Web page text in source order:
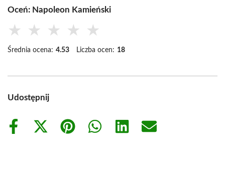
Oceń: Napoleon Kamieński
★ ★ ★ ★ ★
Średnia ocena: 4.53 Liczba ocen: 18
Udostępnij
Share
Share
Share
Share
Share
Share